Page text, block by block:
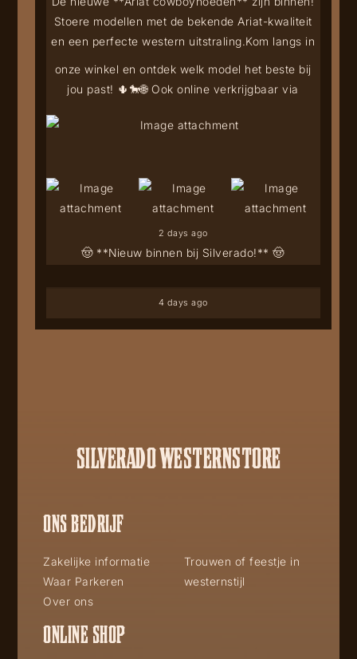
🤠 **Nieuw binnen bij Silverado!** 🤠
Stoere modellen met de bekende Ariat-kwaliteit
en een perfecte western uitstraling.Kom langs in
onze winkel en ontdek welk model het beste bij
jou past! 🌵🐎🌐 Ook online verkrijgbaar via
2 days ago
4 days ago
SILVERADO WESTERNSTORE
ONS BEDRIJF
Zakelijke informatie
Waar Parkeren
Over ons
Trouwen of feestje in
westernstijl
ONLINE SHOP